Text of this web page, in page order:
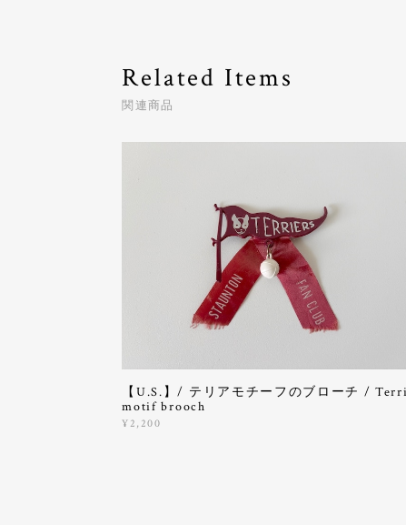
Related Items
関連商品
【U.S.】/ テリアモチーフのブローチ /
motif brooch
¥2,200